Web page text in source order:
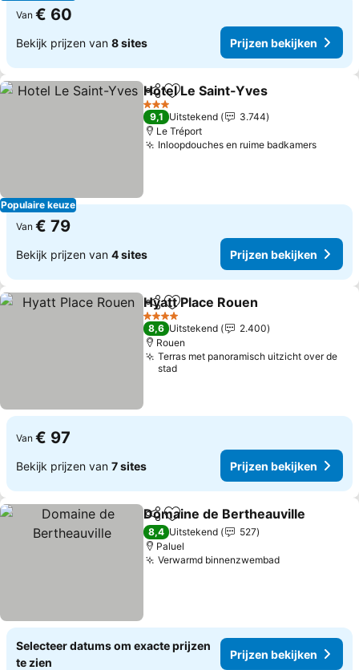
Van € 60
Bekijk prijzen van 8 sites Prijzen bekijken
Populaire keuze
DelenToevoegen aan favorieten
Hotel Le Saint-Yves
3 Sterren
9,1 Uitstekend
3.744
Le Tréport
Inloopdouches en ruime badkamers
Van € 79
Bekijk prijzen van 4 sites Prijzen bekijken
DelenToevoegen aan favorieten
Hyatt Place Rouen
4 Sterren
8,6 Uitstekend
2.400
Rouen
Terras met panoramisch uitzicht over de
stad
Van € 97
Bekijk prijzen van 7 sites Prijzen bekijken
DelenToevoegen aan favorieten
Domaine de Bertheauville
8,4 Uitstekend
527
Paluel
Verwarmd binnenzwembad
Selecteer datums om exacte prijzen
te zien
Prijzen bekijken